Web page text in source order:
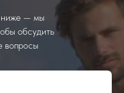
ниже — мы
обсудить
вопросы